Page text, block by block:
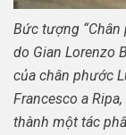
Bức tượng
do Gian Lorenzo
của chân phước
Francesco a
thành một tác